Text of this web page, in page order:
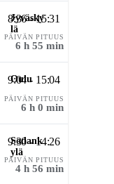
8:36 - 15:31
PÄIVÄN PITUUS
6 h 55 min
9:04 - 15:04
PÄIVÄN PITUUS
6 h 0 min
9:30 - 14:26
PÄIVÄN PITUUS
4 h 56 min